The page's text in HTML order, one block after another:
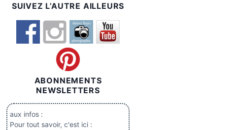
SUIVEZ L’AUTRE AILLEURS
ABONNEMENTS
NEWSLETTERS
aux infos :
Pour tout savoir, c'est ici :